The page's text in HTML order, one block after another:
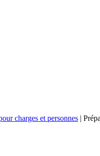
charges et personnes |